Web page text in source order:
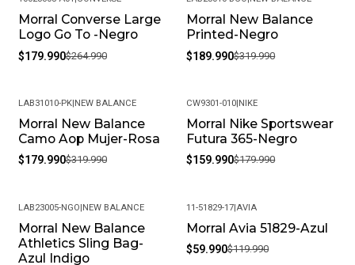
¿Los productos son originales? Sí, todos nuestros
productos son 100% originales. Somos distribuidores
autorizados de la marca, garantizando autenticidad en
¿Cuál es la política de garantías? Ofrecemos una
garantía de 30 días por defectos de fabricación. Si
encuentras algún inconveniente, contáctanos y lo
resolveremos.
condiciones y con su empaque original.
¿Cuál es su política de devoluciones? Si no estás
satisfecho, contamos con una política de devoluciones
-32%
Morral Converse Large
Logo Go To -Negro
$179.990$264.990
-41%
Morral New Balance
Printed-Negro
$189.990$319.990
-44%
LAB31010-PK| NEW BALANCE
Morral New Balance
Camo Aop Mujer-Rosa
$179.990$319.990
-11%
CW9301-010 NIKE
Morral Nike Sportswear
Futura 365-Negro
$159.990$179.990
-43%
LAB23005-NGO NEW BALANCE
Morral New Balance
Athletics Sling Bag-
Azul Indigo
-50%
11-51829-17 |AVIA
Morral Avia 51829-Azul
$59.990$119.990